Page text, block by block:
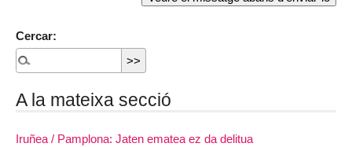
Cercar:
A la mateixa secció
Iruñea / Pamplona: Jaten ematea ez da delitua